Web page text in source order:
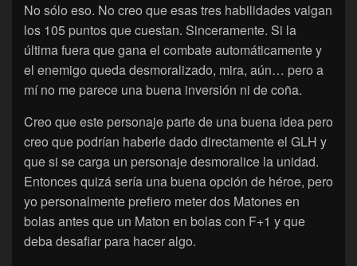
No sólo eso. No creo que esas tres habilidades valgan
los 105 puntos que cuestan. Sinceramente. Si la
última fuera que gana el combate automáticamente y
el enemigo queda desmoralizado, mira, aún… pero a
mí no me parece una buena inversión ni de coña.
Creo que este personaje parte de una buena idea pero
creo que podrían haberle dado directamente el GLH y
que si se carga un personaje desmoralice la unidad.
Entonces quizá sería una buena opción de héroe, pero
yo personalmente prefiero meter dos Matones en
bolas antes que un Maton en bolas con F+1 y que
deba desafiar para hacer algo.